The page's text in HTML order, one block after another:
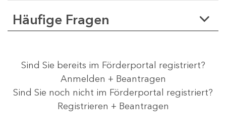
Häufige Fragen
Sind Sie bereits im Förderportal registriert?
Anmelden + Beantragen
Sind Sie noch nicht im Förderportal registriert?
Registrieren + Beantragen